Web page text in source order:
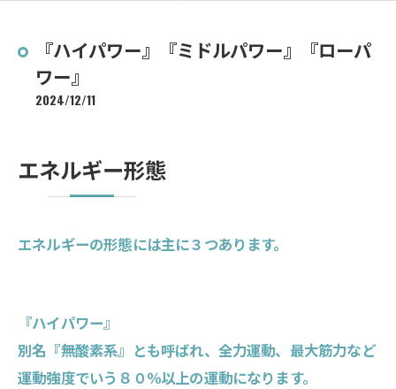
『ハイパワー』『ミドルパワー』『ローパ
ワー』
2024/12/11
エネルギー形態
エネルギーの形態には主に３つあります。
『ハイパワー』
別名『無酸素系』とも呼ばれ、全力運動、最大筋力など
運動強度でいう８０％以上の運動になります。